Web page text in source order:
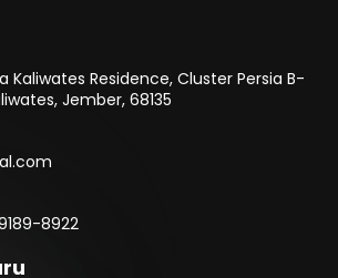
Kaliwates Residence, Cluster Persia B-
Jember, 68135
8922